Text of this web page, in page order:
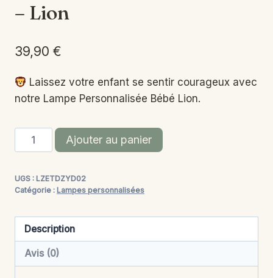
– Lion
39,90 €
Laissez votre enfant se sentir courageux avec
notre Lampe Personnalisée Bébé Lion.
quantité
de
Personnalisée
-
Lion
Ajouter au panier Alternative:
UGS : LZETDZYD02
Catégorie : Lampes personnalisées
Description
Avis (0)